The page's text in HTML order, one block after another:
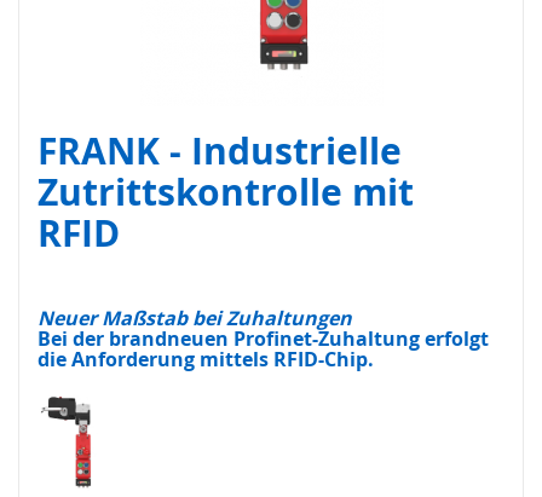
k
M
a
t
B
u
m
p
e
FRANK - Industrielle
Zutrittskontrolle mit
RFID
Neuer Maßstab bei Zuhaltungen
Bei der brandneuen Profinet-Zuhaltung erfolgt
die Anforderung mittels RFID-Chip.